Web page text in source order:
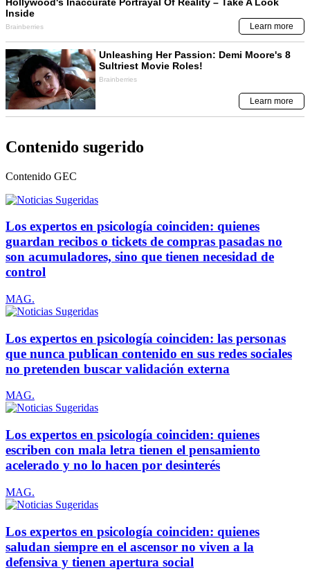
Contenido sugerido
Contenido GEC
Los expertos en psicología coinciden: quienes
guardan recibos o tickets de compras pasadas no
son acumuladores, sino que tienen necesidad de
control
MAG.
Los expertos en psicología coinciden: las personas
que nunca publican contenido en sus redes sociales
no pretenden buscar validación externa
MAG.
Los expertos en psicología coinciden: quienes
escriben con mala letra tienen el pensamiento
acelerado y no lo hacen por desinterés
MAG.
Los expertos en psicología coinciden: quienes
saludan siempre en el ascensor no viven a la
defensiva y tienen apertura social